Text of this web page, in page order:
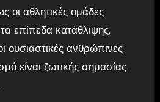
οι αθλητικές ομάδες
επίπεδα κατάθλιψης,
ουσιαστικές ανθρώπινες
είναι ζωτικής σημασίας